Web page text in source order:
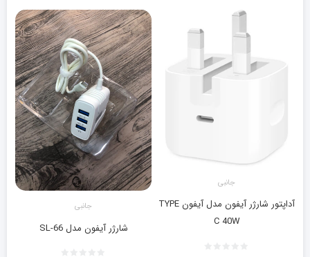
جانبی
آداپتور شارژر آیفون مدل آیفون TYPE
C 40W
جانبی
شارژر آیفون مدل SL-66